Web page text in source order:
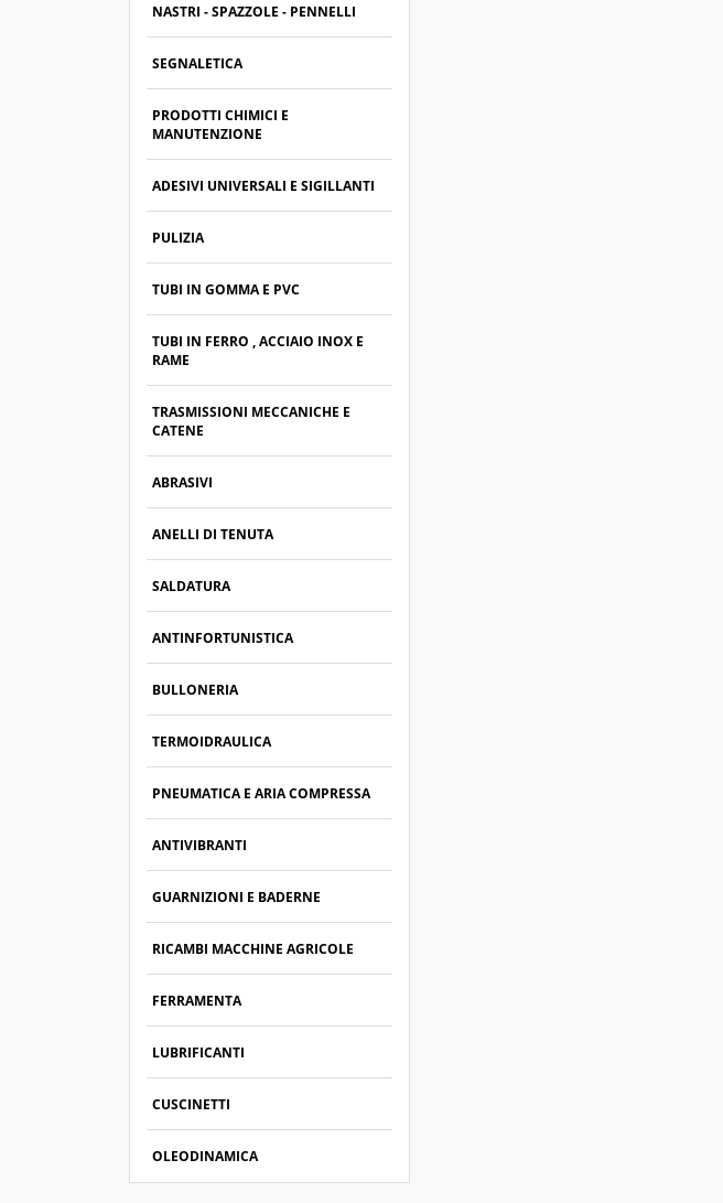
NASTRI - SPAZZOLE - PENNELLI
SEGNALETICA
PRODOTTI CHIMICI E
MANUTENZIONE
ADESIVI UNIVERSALI E SIGILLANTI
PULIZIA
TUBI IN GOMMA E PVC
TUBI IN FERRO , ACCIAIO INOX E
RAME
TRASMISSIONI MECCANICHE E
CATENE
ABRASIVI
ANELLI DI TENUTA
SALDATURA
ANTINFORTUNISTICA
BULLONERIA
TERMOIDRAULICA
PNEUMATICA E ARIA COMPRESSA
ANTIVIBRANTI
GUARNIZIONI E BADERNE
RICAMBI MACCHINE AGRICOLE
FERRAMENTA
LUBRIFICANTI
CUSCINETTI
OLEODINAMICA